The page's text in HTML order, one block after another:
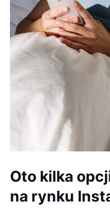
Oto kilka
na rynku